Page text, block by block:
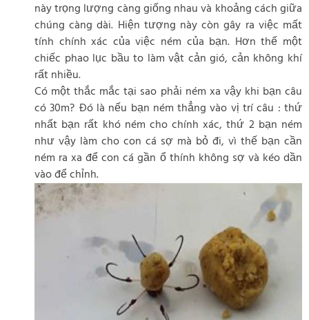
này trọng lượng càng giống nhau và khoảng cách giữa
chúng càng dài. Hiện tượng này còn gây ra việc mất
tính chính xác của việc ném của bạn. Hơn thế một
chiếc phao lục bầu to làm vật cản gió, cản không khí
rất nhiều.
Có một thắc mắc tại sao phải ném xa vậy khi bạn câu
có 30m? Đó là nếu bạn ném thẳng vào vị trí câu : thứ
nhất bạn rất khó ném cho chính xác, thứ 2 bạn ném
như vậy làm cho con cá sợ mà bỏ đi, vì thế bạn cần
ném ra xa để con cá gần ổ thính không sợ và kéo dần
vào để chỉnh.